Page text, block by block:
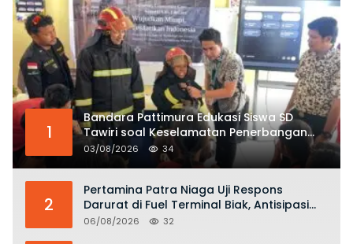
1
Bandara Pattimura Edukasi Siswa SD
Tawiri soal Keselamatan Penerbangan
dan Bahaya Bermain Layang-layang di
KKOP
03/08/2026 34
2
Pertamina Patra Niaga Uji Respons
Darurat di Fuel Terminal Biak, Antisipasi
Risiko Kebakaran dan Tumpahan BBM
06/08/2026 32